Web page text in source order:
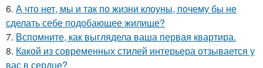
6. А что нет, мы и так по жизни клоуны, почему бы не
сделать себе подобающее жилище?
7. Вспомните, как выглядела ваша первая квартира.
8. Какой из современных стилей интерьера отзывается у
вас в сердце?